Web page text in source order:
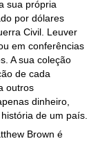
sua própria
por dólares
Civil. Leuver
em conferências
A sua coleção
de cada
outros
dinheiro,
de um país.
Brown é